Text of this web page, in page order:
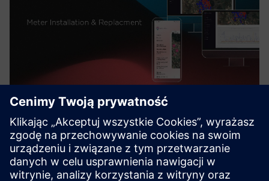
Balloon Works
Balloon Works oferuje kompleksowe oprogramowanie do
zleceń roboczych dla zakładów wodociągowych w celu